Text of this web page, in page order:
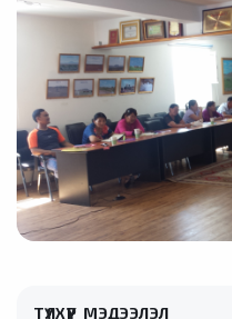
ТҮЛХҮҮР МЭДЭЭЛЭЛ